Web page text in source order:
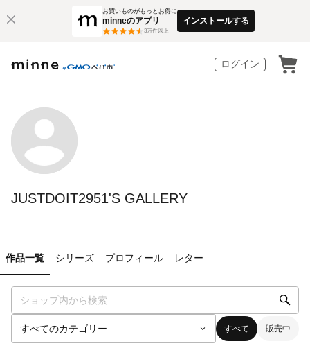
お買いものがもっとお得に
minneのアプリ
3万件以上
インストールする
ログイン
JUSTDOIT2951'S GALLERY
作品一覧 シリーズ プロフィール レター
すべて 販売中